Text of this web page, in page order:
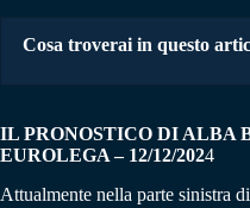
Cosa troverai in questo
IL PRONOSTICO DI ALBA
EUROLEGA – 12/12/2024
Attualmente nella parte sinistra